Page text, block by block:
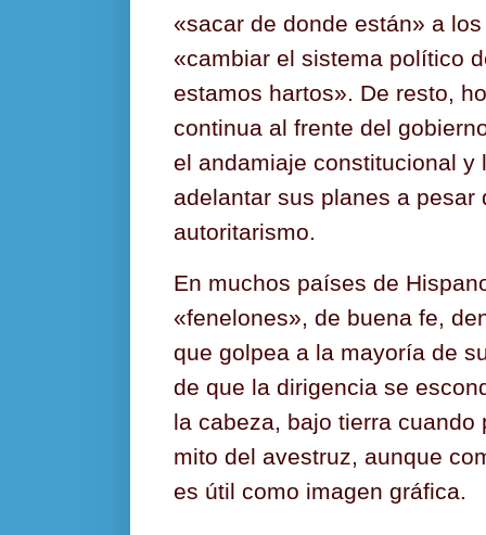
«sacar de donde están» a
«cambiar el sistema político
estamos hartos». De resto,
continua al frente del
el andamiaje constitucional y
adelantar sus planes a pesar
autoritarismo.
En muchos países de
«fenelones», de buena fe,
que golpea a la mayoría de
de que la dirigencia se
la cabeza, bajo tierra
mito del avestruz, aunque
es útil como imagen gráfica.